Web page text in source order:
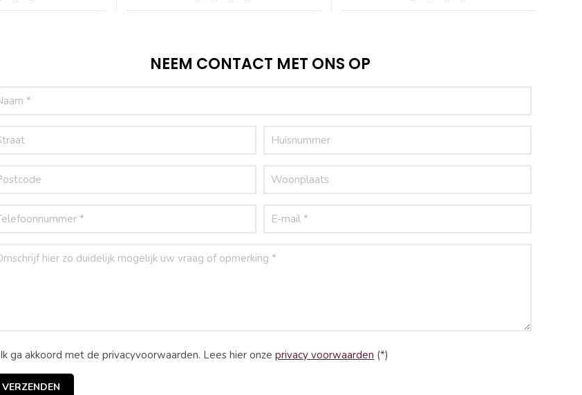
NEEM CONTACT MET ONS OP
Ik ga akkoord met de privacyvoorwaarden. Lees hier onzeprivacy voorwaarden (*)